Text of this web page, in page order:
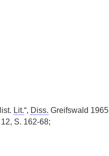
Lit.“, Diss. Greifswald 1965
S. 162-68;